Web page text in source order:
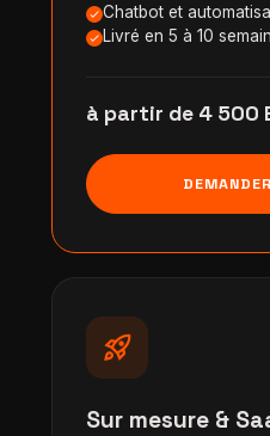
Chatbot et
Livré en 5 à 10
à partir de 4 500
rocket_launch
Sur mesure &